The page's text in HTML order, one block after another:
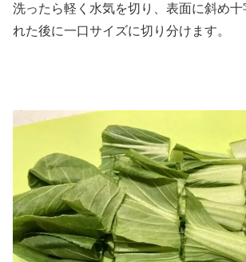
洗ったら軽く水気を切り、表面に斜め十
れた後に一口サイズに切り分けます。